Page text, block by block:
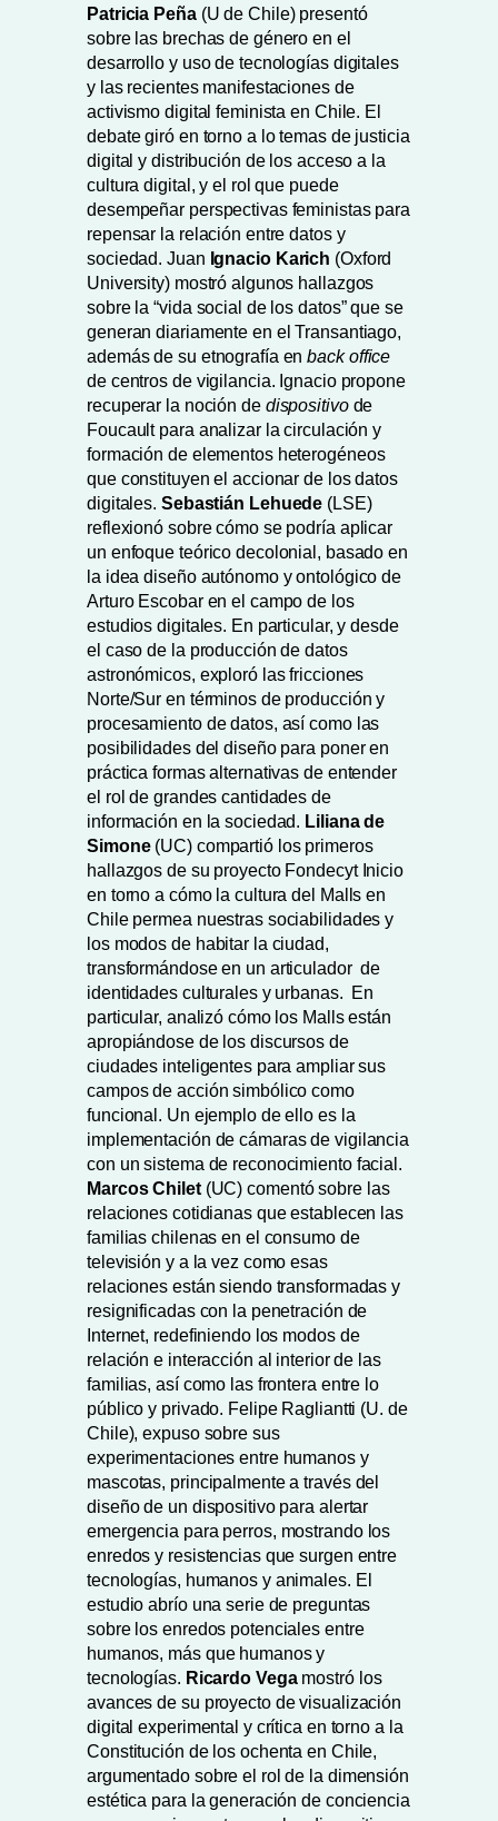
Patricia Peña(U de Chile) presentó
sobre las brechas de género en el
desarrollo y uso de tecnologías digitales
y las recientes manifestaciones de
activismo digital feminista en Chile. El
debate giró en torno a lo temas de justicia
digital y distribución de los acceso a la
cultura digital, y el rol que puede
desempeñar perspectivas feministas para
repensar la relación entre datos y
sociedad. Juan Ignacio Karich (Oxford
University) mostró algunos hallazgos
sobre la “vida social de los datos” que se
generan diariamente en el Transantiago,
además de su etnografía enback office
de centros de vigilancia. Ignacio propone
recuperar la noción de dispositivode
Foucault para analizar la circulación y
formación de elementos heterogéneos
que constituyen el accionar de los datos
digitales. Sebastián Lehuede (LSE)
reflexionó sobre cómo se podría aplicar
un enfoque teórico decolonial, basado en
la idea diseño autónomo y ontológico de
Arturo Escobar en el campo de los
estudios digitales. En particular, y desde
el caso de la producción de datos
astronómicos, exploró las fricciones
Norte/Sur en términos de producción y
procesamiento de datos, así como las
posibilidades del diseño para poner en
práctica formas alternativas de entender
el rol de grandes cantidades de
información en la sociedad. Liliana de
Simone(UC) compartió los primeros
hallazgos de su proyecto Fondecyt Inicio
en torno a cómo la cultura del Malls en
Chile permea nuestras sociabilidades y
los modos de habitar la ciudad,
transformándose en un articulador de
identidades culturales y urbanas. En
particular, analizó cómo los Malls están
apropiándose de los discursos de
ciudades inteligentes para ampliar sus
campos de acción simbólico como
funcional. Un ejemplo de ello es la
implementación de cámaras de vigilancia
con un sistema de reconocimiento facial.
Marcos Chilet(UC) comentó sobre las
relaciones cotidianas que establecen las
familias chilenas en el consumo de
televisión y a la vez como esas
relaciones están siendo transformadas y
resignificadas con la penetración de
Internet, redefiniendo los modos de
relación e interacción al interior de las
familias, así como las frontera entre lo
público y privado. Felipe Ragliantti (U. de
Chile), expuso sobre sus
experimentaciones entre humanos y
mascotas, principalmente a través del
diseño de un dispositivo para alertar
emergencia para perros, mostrando los
enredos y resistencias que surgen entre
tecnologías, humanos y animales. El
estudio abrío una serie de preguntas
sobre los enredos potenciales entre
humanos, más que humanos y
tecnologías. Ricardo Vegamostró los
avances de su proyecto de visualización
digital experimental y crítica en torno a la
Constitución de los ochenta en Chile,
argumentado sobre el rol de la dimensión
estética para la generación de conciencia